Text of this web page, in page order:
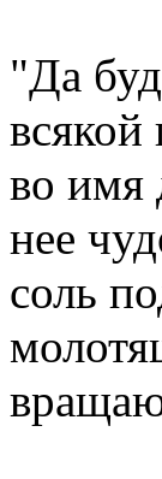
"Да
во имя
нее
соль